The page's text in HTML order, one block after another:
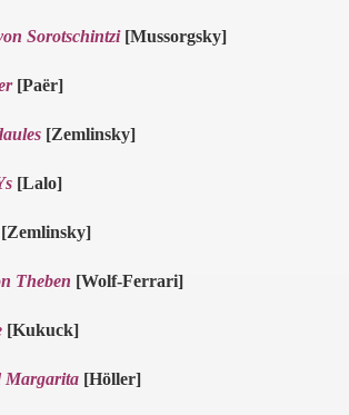
Sorotschintzi[Mussorgsky]
[Paër]
[Zemlinsky]
[Lalo]
[Zemlinsky]
Theben [Wolf-Ferrari]
[Kukuck]
Margarita [Höller]